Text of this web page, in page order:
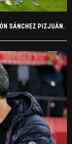
SÁNCHEZ PIZJUÁN.